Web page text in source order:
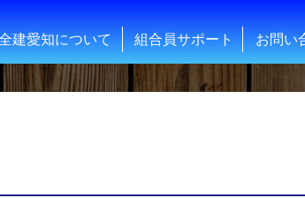
建愛知について 組合員サポート お問い